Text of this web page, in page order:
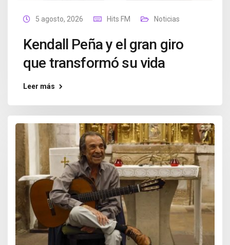
5 agosto, 2026 Hits FM Noticias
Kendall Peña y el gran giro
que transformó su vida
Leer más